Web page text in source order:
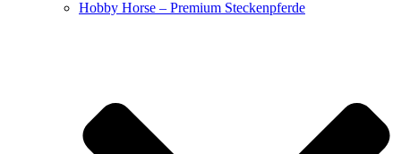
Hobby Horse – Premium Steckenpferde